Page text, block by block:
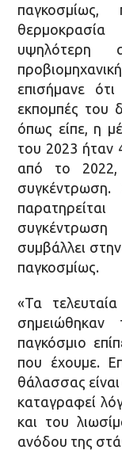
επισήμανε
εκπομπές του
όπως είπε, η
του 2023 ήταν
από το 2022,
συμβάλλει
παγκοσμίως.
«Τα
παγκόσμιο
που έχουμε.
θάλασσας
καταγραφεί
και του
ανόδου της